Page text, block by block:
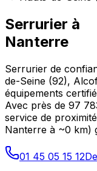
Serrurier à
Nanterre
Serrurier de
de-Seine (92),
équipements
Avec près de 97
service de
Nanterre à ~0 km)
01 45 05 15 12